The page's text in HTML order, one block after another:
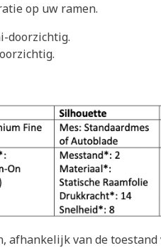
op uw ramen.
doorzichtig.
van de toestand